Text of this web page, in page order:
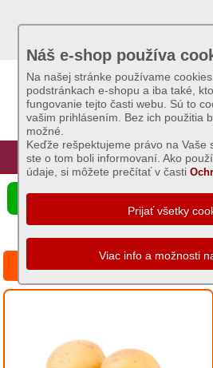
Úvod Hlavná stránka
Náš e-shop používa
Na našej stránke používame
podstránkach e-shopu a iba také,
fungovanie tejto časti webu. Sú to
vašim prihlásením. Bez ich použitia
možné.
Keďže rešpektujeme právo na Vaše
ste o tom boli informovaní. Ako
údaje, si môžete prečítať v časti
☰ Ponuka produktov
Akcie
Sviečky
Umelé
kvety
Semená
osivá
zemiaky sadbové